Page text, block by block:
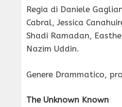
Regia di Daniele
Cabral, Jessica
Shadi Ramadan,
Nazim Uddin.
Genere Drammatico,
The Unknown Known